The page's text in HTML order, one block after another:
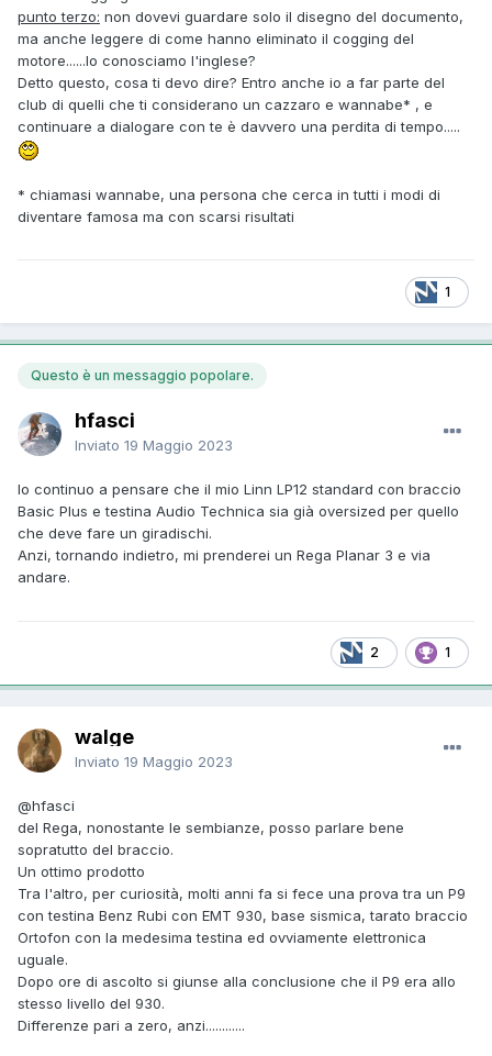
punto terzo: non dovevi guardare solo il disegno del documento,
ma anche leggere di come hanno eliminato il cogging del
motore......lo conosciamo l'inglese?
Detto questo, cosa ti devo dire? Entro anche io a far parte del
club di quelli che ti considerano un cazzaro e wannabe* , e
continuare a dialogare con te è davvero una perdita di tempo.....
* chiamasi wannabe, una persona che cerca in tutti i modi di
diventare famosa ma con scarsi risultati
1
Questo è un messaggio popolare.
hfasci
Inviato 19 Maggio 2023
Io continuo a pensare che il mio Linn LP12 standard con braccio
Basic Plus e testina Audio Technica sia già oversized per quello
che deve fare un giradischi.
Anzi, tornando indietro, mi prenderei un Rega Planar 3 e via
andare.
2 1
walge
Inviato 19 Maggio 2023
@hfasci
del Rega, nonostante le sembianze, posso parlare bene
sopratutto del braccio.
Un ottimo prodotto
Tra l'altro, per curiosità, molti anni fa si fece una prova tra un P9
con testina Benz Rubi con EMT 930, base sismica, tarato braccio
Ortofon con la medesima testina ed ovviamente elettronica
uguale.
Dopo ore di ascolto si giunse alla conclusione che il P9 era allo
stesso livello del 930.
Differenze pari a zero, anzi............